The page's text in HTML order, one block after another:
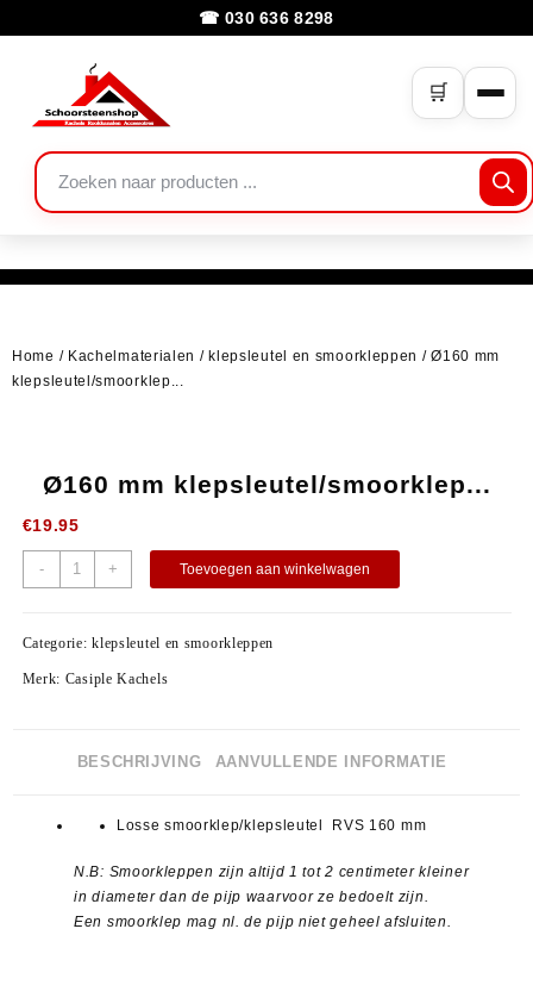
☎ 030 636 8298
🛒
Home / Kachelmaterialen / klepsleutel en smoorkleppen / Ø160 mm
klepsleutel/smoorklep...
Ø160 mm klepsleutel/smoorklep...
€19.95
- + Toevoegen aan winkelwagen
Categorie:klepsleutel en smoorkleppen
Merk: Casiple Kachels
BESCHRIJVING AANVULLENDE INFORMATIE
Losse smoorklep/klepsleutel RVS 160 mm
N.B: Smoorkleppen zijn altijd 1 tot 2 centimeter kleiner
in diameter dan de pijp waarvoor ze bedoelt zijn.
Een smoorklep mag nl. de pijp niet geheel afsluiten.